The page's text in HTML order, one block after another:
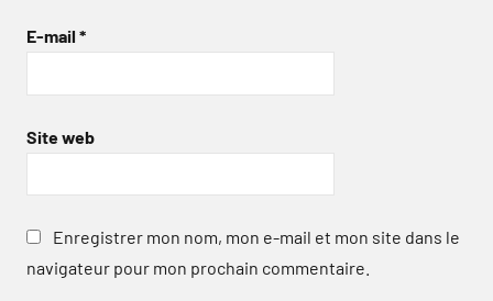
E-mail *
Site web
Enregistrer mon nom, mon e-mail et mon site dans le
navigateur pour mon prochain commentaire.